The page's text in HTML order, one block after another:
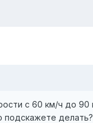
с 60 км/ч до
подскажете делать?